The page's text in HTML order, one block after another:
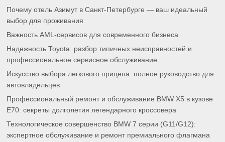
Почему отель Азимут в Санкт-Петербурге — ваш идеальный
выбор для проживания
Важность AML-сервисов для современного бизнеса
Надежность Toyota: разбор типичных неисправностей и
профессиональное сервисное обслуживание
Искусство выбора легкового прицепа: полное руководство для
автовладельцев
Профессиональный ремонт и обслуживание BMW X5 в кузове
E70: секреты долголетия легендарного кроссовера
Технологическое совершенство BMW 7 серии (G11/G12):
экспертное обслуживание и ремонт премиального флагмана